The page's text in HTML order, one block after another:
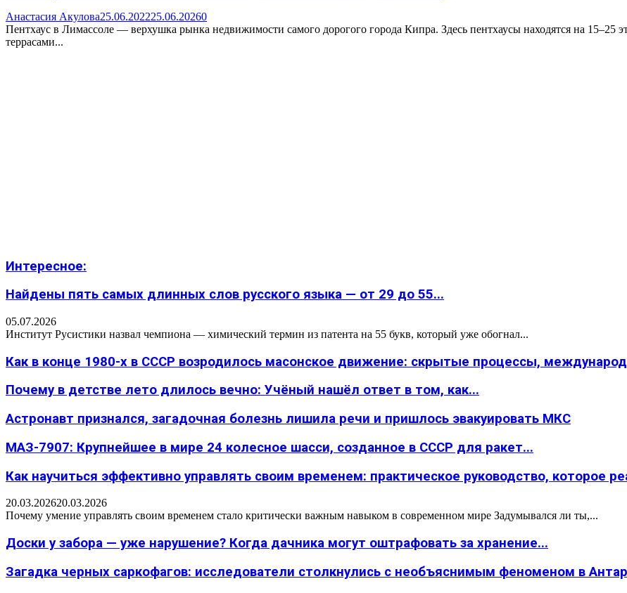
Анастасия Акулова25.06.202225.06.20260
Пентхаус в Лимассоле — верхушка рынка недвижимости самого дорогого города Кипра. Здесь пентхаусы находятся на 15–25
террасами...
Интересное:
Найдены пять самых длинных слов русского языка — от 29 до 55...
05.07.2026
Институт Русистики назвал чемпиона — химический термин из патента на 55 букв, который уже обогнал...
Как в конце 1980-х в СССР возродилось масонское движение: скрытые процессы,
Почему в детстве лето длилось вечно: Учёный нашёл ответ в том, как...
Астронавт признался, загадочная болезнь лишила речи и пришлось эвакуировать МКС
МАЗ-7907: Крупнейшее в мире 24 колесное шасси, созданное в СССР для ракет...
Как научиться эффективно управлять своим временем: практическое руководство, которое
20.03.202620.03.2026
Почему умение управлять своим временем стало критически важным навыком в современном мире Задумывался ли ты,...
Доски у забора — уже нарушение? Когда дачника могут оштрафовать за хранение...
Загадка черных саркофагов: исследователи столкнулись с необъяснимым феноменом в